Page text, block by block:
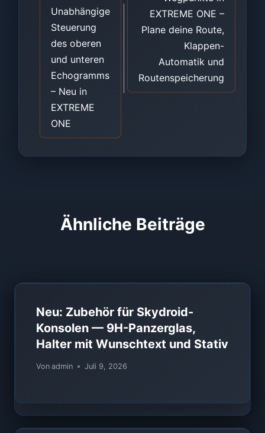
Unabhängige
Steuerung
des oberen
und unteren
Echogramms
– Neu in
EXTREME
ONE
EXTREME ONE –
Plane deine Route,
Klappen-
Automatik und
Routenspeicherung
Ähnliche Beiträge
Neu: Zubehör für Skydroid-
Konsolen — 9H-Panzerglas,
Halter mit Wunschtext und Stativ
Von admin Juli 9, 2026